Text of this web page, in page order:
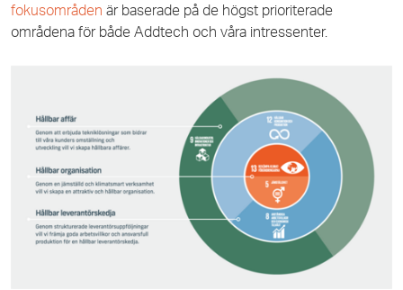
fokusområden är baserade på de högst prioriterade
områdena för både Addtech och våra intressenter.